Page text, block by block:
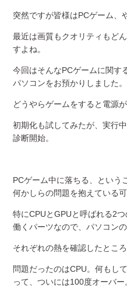
突然ですが皆様はPCゲーム、
最近は画質もクオリティもど
すよね。
今回はそんなPCゲームに関す
パソコンをお預かりしました。
どうやらゲームをすると電源
初期化も試してみたが、実行
診断開始。
PCゲーム中に落ちる、という
何かしらの問題を抱えている
特にCPUとGPUと呼ばれる2
働くパーツなので、パソコン
それぞれの熱を確認したとこ
問題だったのはCPU。何もし
って、ついには100度オーバー